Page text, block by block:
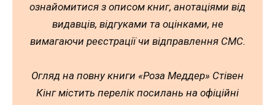
ознайомитися з описом книг, анотаціями від
видавців, відгуками та оцінками, не
вимагаючи реєстрації чи відправлення СМС.
Огляд на повну книги «Роза Меддер» Стівен
Кінг містить перелік посилань на офіційні